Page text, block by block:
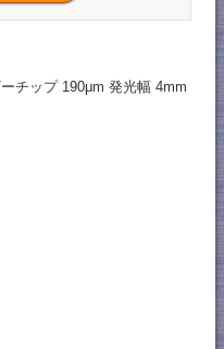
チップ 190μm 発光幅 4mm